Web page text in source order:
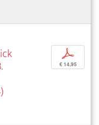
p
€ 14,95